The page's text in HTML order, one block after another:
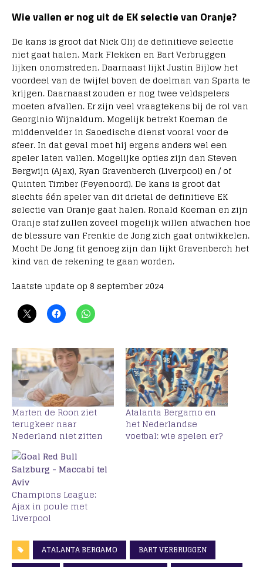
Wie vallen er nog uit de EK selectie van Oranje?
De kans is groot dat Nick Olij de definitieve selectie
niet gaat halen. Mark Flekken en Bart Verbruggen
lijken onomstreden. Daarnaast lijkt Justin Bijlow het
voordeel van de twijfel boven de doelman van Sparta te
krijgen. Daarnaast zouden er nog twee veldspelers
moeten afvallen. Er zijn veel vraagtekens bij de rol van
Georginio Wijnaldum. Mogelijk betrekt Koeman de
middenvelder in Saoedische dienst vooral voor de
sfeer. In dat geval moet hij ergens anders wel een
speler laten vallen. Mogelijke opties zijn dan Steven
Bergwijn (Ajax), Ryan Gravenberch (Liverpool) en / of
Quinten Timber (Feyenoord). De kans is groot dat
slechts één speler van dit drietal de definitieve EK
selectie van Oranje gaat halen. Ronald Koeman en zijn
Oranje staf zullen zoveel mogelijk willen afwachen hoe
de blessure van Frenkie de Jong zich gaat ontwikkelen.
Mocht De Jong fit genoeg zijn dan lijkt Gravenberch het
kind van de rekening te gaan worden.
Laatste update op 8 september 2024
Marten de Roon ziet
terugkeer naar
Nederland niet zitten
Atalanta Bergamo en
het Nederlandse
voetbal: wie spelen er?
Champions League:
Ajax in poule met
Liverpool
ATALANTA BERGAMO
BART VERBRUGGEN